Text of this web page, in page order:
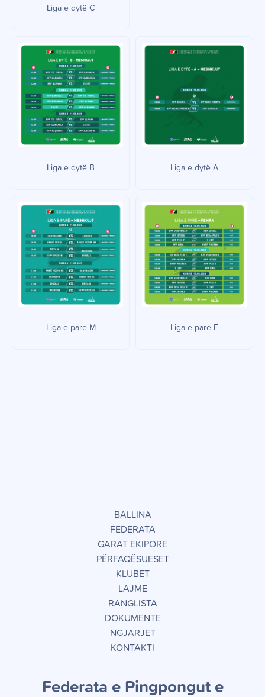
Liga e dytë C
Liga e dytë B Liga e dytë A
Liga e pare M Liga e pare F
BALLINA
FEDERATA
GARAT EKIPORE
PËRFAQËSUESET
KLUBET
LAJME
RANGLISTA
DOKUMENTE
NGJARJET
KONTAKTI
Federata e Pingpongut e